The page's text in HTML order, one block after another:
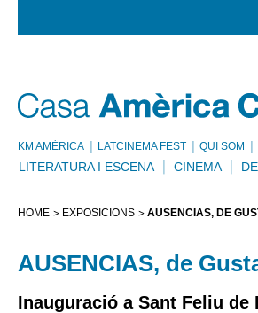
KM AMÈRICA LATCINEMA FEST QUI SOM
LITERATURA I ESCENA CINEMA
HOME EXPOSICIONS AUSENCIAS, DE
AUSENCIAS, de
Inauguració a Sant Feliu de